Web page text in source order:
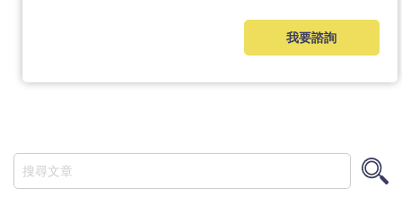
我要諮詢
搜
尋